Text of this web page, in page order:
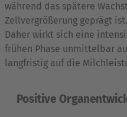
während das spätere
Zellvergrößerung geprägt ist.
Daher wirkt sich eine
frühen Phase unmittelbar
langfristig auf die
Positive